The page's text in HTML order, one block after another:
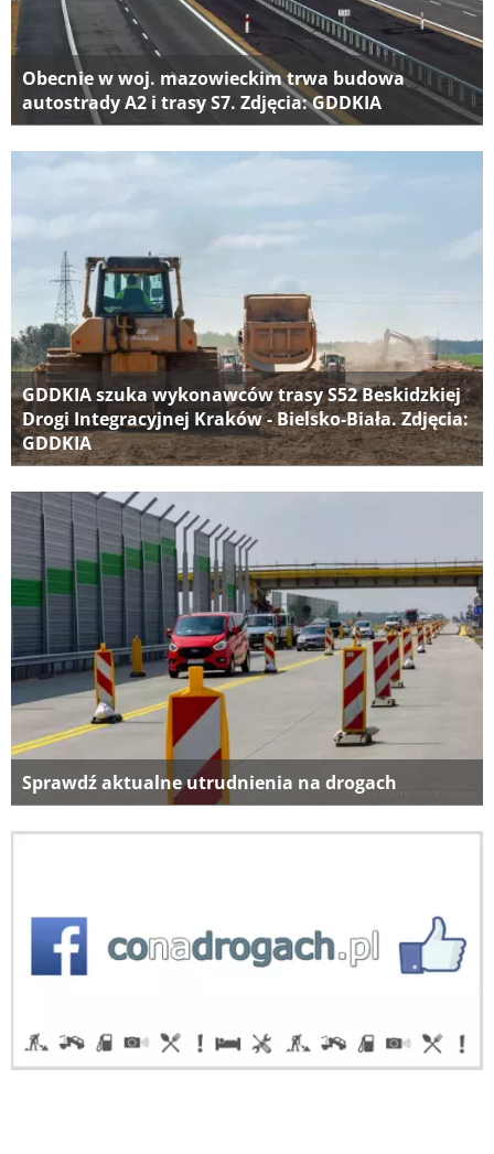
Obecnie w woj. mazowieckim trwa budowa
autostrady A2 i trasy S7. Zdjęcia: GDDKIA
GDDKIA szuka wykonawców trasy S52 Beskidzkiej
Drogi Integracyjnej Kraków - Bielsko-Biała. Zdjęcia:
GDDKIA
Sprawdź aktualne utrudnienia na drogach